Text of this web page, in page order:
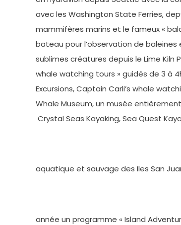
avec les Washington State Ferries,
mammifères marins et le fameux «
bateau pour l’observation de
sublimes créatures depuis le Lime Kiln
whale watching tours » guidés de 3 à
Excursions, Captain Carli’s whale
Whale Museum, un musée
Crystal Seas Kayaking, Sea Quest
aquatique et sauvage des Iles San
année un programme « Island